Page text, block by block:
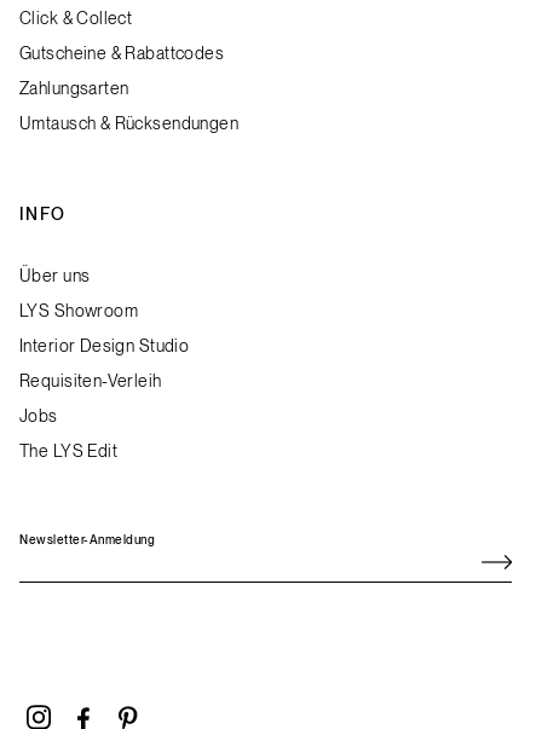
Click & Collect
Gutscheine & Rabattcodes
Zahlungsarten
Umtausch & Rücksendungen
INFO
Über uns
LYS Showroom
Interior Design Studio
Requisiten-Verleih
Jobs
The LYS Edit
Newsletter-Anmeldung